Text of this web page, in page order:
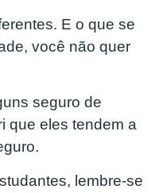
E o que se
você não quer
seguro de
que eles tendem a
lembre-se